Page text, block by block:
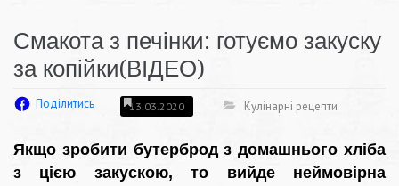
Смакота з печінки: готуємо закуску
за копійки(ВІДЕО)
Поділитись 13.03.2020 Кулінарні рецепти
Якщо зробити бутерброд з домашнього хліба
з цією закускою, то вийде неймовірна